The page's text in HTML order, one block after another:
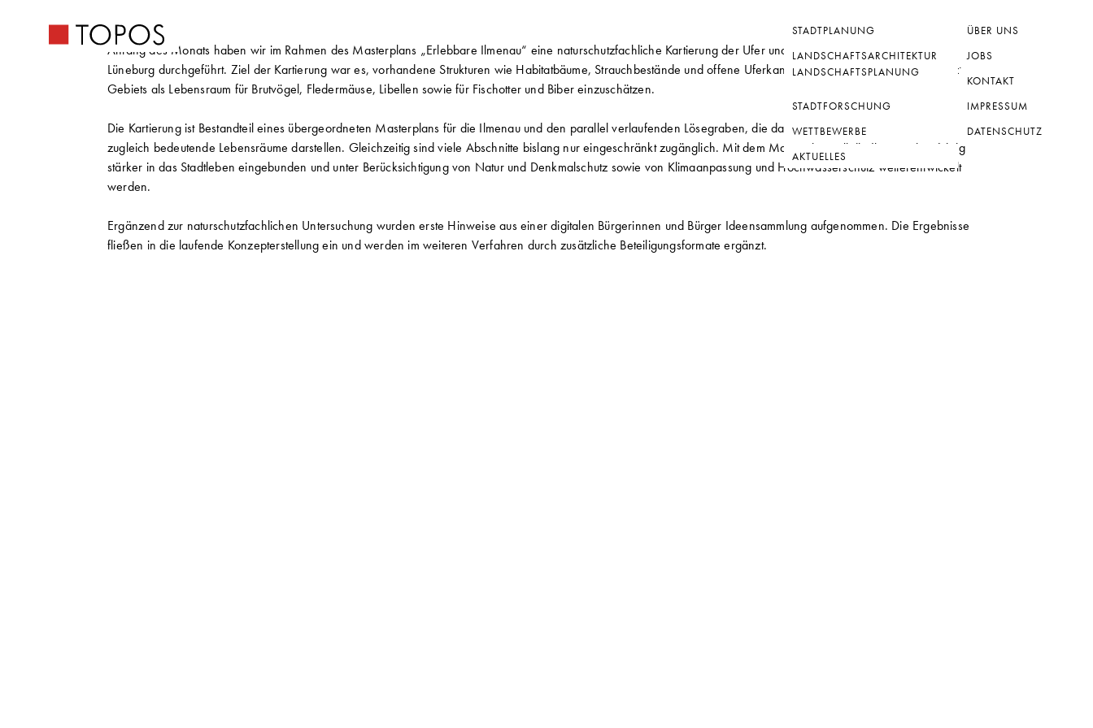
STADTPLANUNG
ÜBER UNS
LANDSCHAFTSARCHITEKTUR
LANDSCHAFTSPLANUNG
JOBS
STADTFORSCHUNG
KONTAKT
WETTBEWERBE
IMPRESSUM
AKTUELLES
DATENSCHUTZ
Anfang des Monats haben wir im Rahmen des Masterplans „Erlebbare Ilmenau“ eine naturschutzfachliche Kartierung der Ufer und Grünflächen entlang der Ilmenau in
Lüneburg durchgeführt. Ziel der Kartierung war es, vorhandene Strukturen wie Habitatbäume, Strauchbestände und offene Uferkanten zu erfassen und die Eignung des
Gebiets als Lebensraum für Brutvögel, Fledermäuse, Libellen sowie für Fischotter und Biber einzuschätzen.
Die Kartierung ist Bestandteil eines übergeordneten Masterplans für die Ilmenau und den parallel verlaufenden Lösegraben, die das Stadtbild Lüneburgs prägen und
zugleich bedeutende Lebensräume darstellen. Gleichzeitig sind viele Abschnitte bislang nur eingeschränkt zugänglich. Mit dem Masterplan soll die Ilmenau langfristig
stärker in das Stadtleben eingebunden und unter Berücksichtigung von Natur und Denkmalschutz sowie von Klimaanpassung und Hochwasserschutz weiterentwickelt
werden.
Ergänzend zur naturschutzfachlichen Untersuchung wurden erste Hinweise aus einer digitalen Bürgerinnen und Bürger Ideensammlung aufgenommen. Die Ergebnisse
fließen in die laufende Konzepterstellung ein und werden im weiteren Verfahren durch zusätzliche Beteiligungsformate ergänzt.